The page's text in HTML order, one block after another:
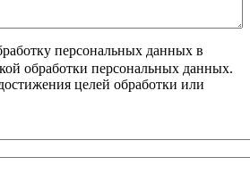
о текстовых форматах
персональных данных в
обработки персональных данных.
целей обработки или